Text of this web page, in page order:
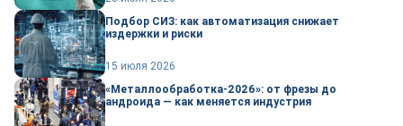
Подбор СИЗ: как автоматизация снижает
издержки и риски
15 июля 2026
«Металлообработка-2026»: от фрезы до
андроида — как меняется индустрия